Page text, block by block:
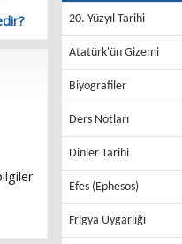
20. Yüzyıl Tarihi
Atatürk'ün Gizemi
Biyografiler
Ders Notları
Dinler Tarihi
Efes (Ephesos)
Frigya Uygarlığı